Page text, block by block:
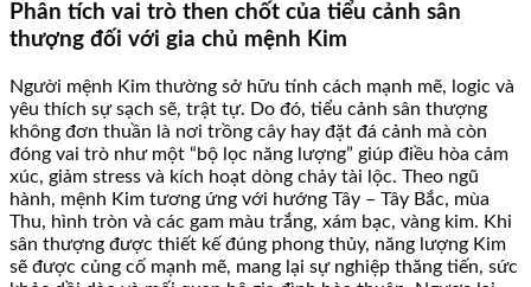
Phân tích vai trò then chốt của tiểu cảnh sân
thượng đối với gia chủ mệnh Kim
Người mệnh Kim thường sở hữu tính cách mạnh mẽ, logic và
yêu thích sự sạch sẽ, trật tự. Do đó, tiểu cảnh sân thượng
không đơn thuần là nơi trồng cây hay đặt đá cảnh mà còn
đóng vai trò như một “bộ lọc năng lượng” giúp điều hòa cảm
xúc, giảm stress và kích hoạt dòng chảy tài lộc. Theo ngũ
hành, mệnh Kim tương ứng với hướng Tây – Tây Bắc, mùa
Thu, hình tròn và các gam màu trắng, xám bạc, vàng kim. Khi
sân thượng được thiết kế đúng phong thủy, năng lượng Kim
sẽ được củng cố mạnh mẽ, mang lại sự nghiệp thăng tiến, sức